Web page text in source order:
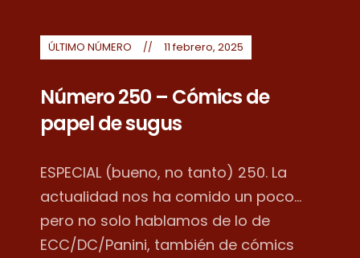
ÚLTIMO NÚMERO 11 febrero, 2025
Número 250 – Cómics de
papel de sugus
ESPECIAL (bueno, no tanto) 250. La
actualidad nos ha comido un poco...
pero no solo hablamos de lo de
ECC/DC/Panini, también de cómics